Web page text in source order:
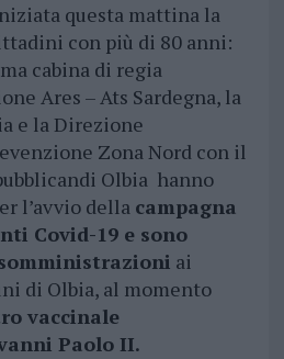
questa mattina la
con più di 80 anni:
cabina di regia
Ares – Ats Sardegna, la
e la Direzione
Zona Nord con il
Olbia hanno
l’avvio della campagna
Covid-19 e sono
ai
di Olbia, al momento
vaccinale
Paolo II.